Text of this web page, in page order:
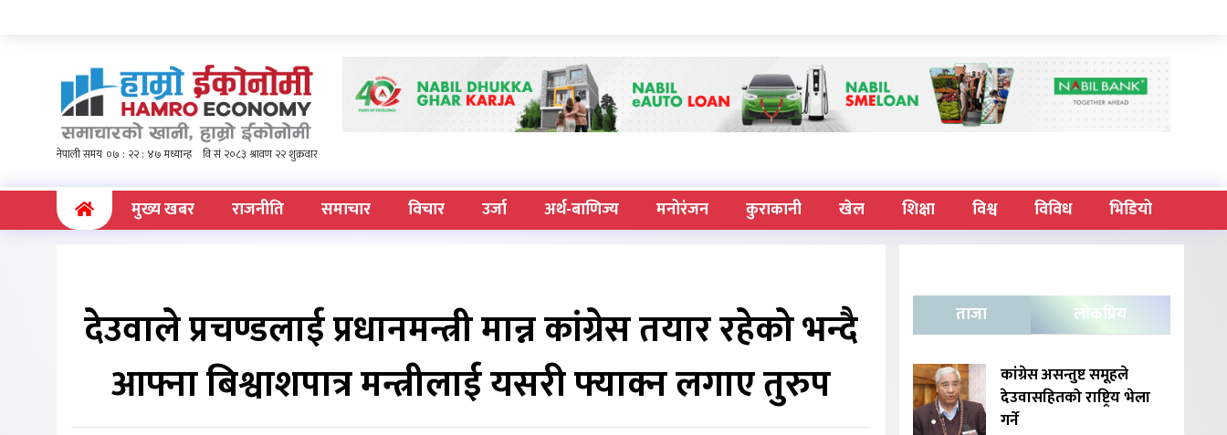
(current)मुख्य खबर राजनीति समाचार विचार उर्जा अर्थ-बाणिज्य मनोरंजन कुराकानी खेल शिक्षा विश्व विविध भिडियो
देउवाले प्रचण्डलाई प्रधानमन्त्री मान्न कांग्रेस तयार रहेको भन्दै
आफ्ना बिश्वाशपात्र मन्त्रीलाई यसरी फ्याक्न लगाए तुरुप
ताजा लोकप्रिय
कांग्रेस असन्तुष्ट समूहले
देउवासहितको राष्ट्रिय भेला
गर्ने